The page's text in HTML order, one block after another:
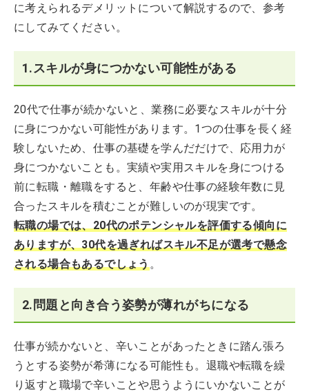
に考えられるデメリットについて解説するので、参考
にしてみてください。
1.スキルが身につかない可能性がある
20代で仕事が続かないと、業務に必要なスキルが十分
に身につかない可能性があります。1つの仕事を長く経
験しないため、仕事の基礎を学んだだけで、応用力が
身につかないことも。実績や実用スキルを身につける
前に転職・離職をすると、年齢や仕事の経験年数に見
合ったスキルを積むことが難しいのが現実です。
転職の場では、20代のポテンシャルを評価する傾向に
ありますが、30代を過ぎればスキル不足が選考で懸念
される場合もあるでしょう。
2.問題と向き合う姿勢が薄れがちになる
仕事が続かないと、辛いことがあったときに踏ん張ろ
うとする姿勢が希薄になる可能性も。退職や転職を繰
り返すと職場で辛いことや思うようにいかないことが